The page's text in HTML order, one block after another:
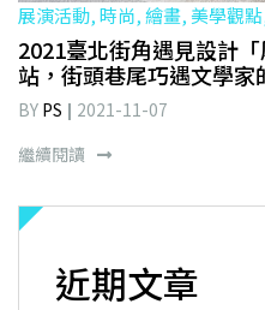
展演活動, 時尚, 繪畫, 美學觀
2021臺北街角遇見設計
站，街頭巷尾巧遇文學家
BY PS
2021-11-07
繼續閱讀
近期文章